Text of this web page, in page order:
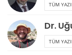
TÜM
Dr.
TÜM